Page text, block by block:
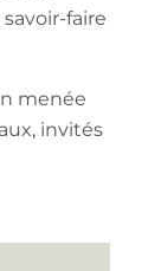
faire
menée
invités